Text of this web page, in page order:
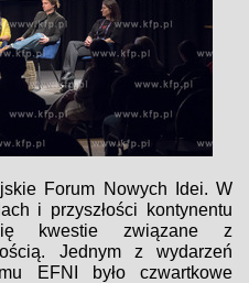
Forum Nowych Idei. W
i przyszłości kontynentu
kwestie związane z
Jednym z wydarzeń
EFNI było czwartkowe